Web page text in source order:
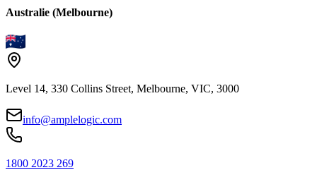
Australie (Melbourne)
Level 14, 330 Collins Street, Melbourne, VIC, 3000
info@amplelogic.com
1800 2023 269